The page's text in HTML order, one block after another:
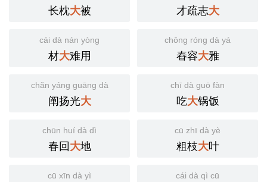
长枕大被 才疏志大
cái dà nán yòng
材大难用
chōng róng dà yá
舂容大雅
chǎn yáng guāng dà
阐扬光大
chī dà guō fàn
吃大锅饭
chūn huí dà dì
春回大地
cū zhī dà yè
粗枝大叶
cū xīn dà yì cái dà qì cū